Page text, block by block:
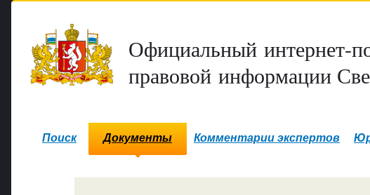
Официальный интернет-
правовой информации
Поиск Документы Комментарии экспертов